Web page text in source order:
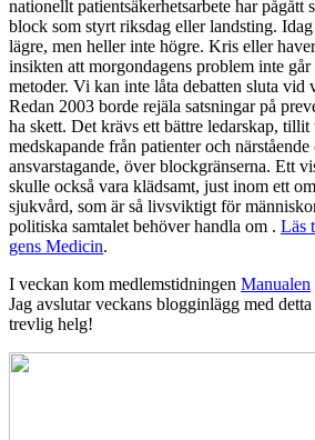
nationellt patientsäkerhetsarbete har pågått
block som styrt riksdag eller landsting.
lägre, men heller inte högre. Kris eller
insikten att morgondagens problem inte går
metoder. Vi kan inte låta debatten sluta vid
Redan 2003 borde rejäla satsningar på
ha skett. Det krävs ett bättre ledarskap, tillit
medskapande från patienter och
ansvarstagande, över blockgränserna. Ett
skulle också vara klädsamt, just inom ett
sjukvård, som är så livsviktigt för
politiska samtalet behöver handla om . Läs
gens Medicin.
I veckan kom medlemstidningen Manualen
Jag avslutar veckans blogginlägg med
trevlig helg!